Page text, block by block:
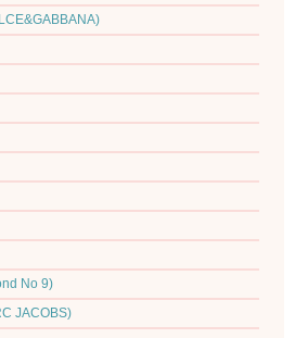
No 9)
JACOBS)